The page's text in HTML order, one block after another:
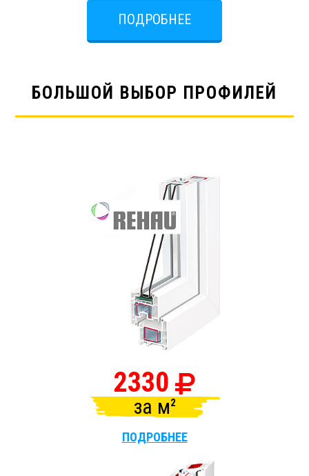
ПОДРОБНЕЕ
БОЛЬШОЙ ВЫБОР ПРОФИЛЕЙ
2330
за м
ПОДРОБНЕЕ